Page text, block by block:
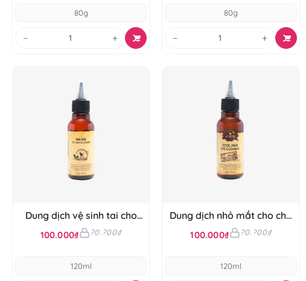
80g
− +
80g
− +
Dung dịch vệ sinh tai cho
chó Budle'Budle
100.000₫ ?0.?00₫
120ml
Dung dịch nhỏ mắt cho chó
Budle'Budle
100.000₫ ?0.?00₫
120ml